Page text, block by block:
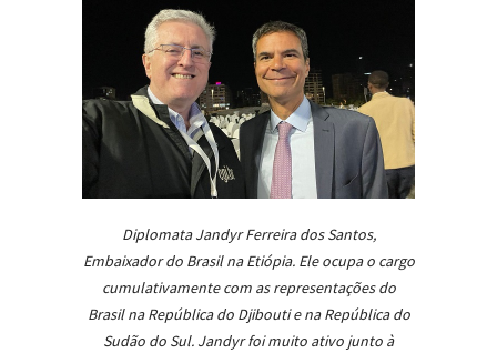
Diplomata Jandyr Ferreira dos Santos,
Embaixador do Brasil na Etiópia. Ele ocupa o cargo
cumulativamente com as representações do
Brasil na República do Djibouti e na República do
Sudão do Sul. Jandyr foi muito ativo junto à